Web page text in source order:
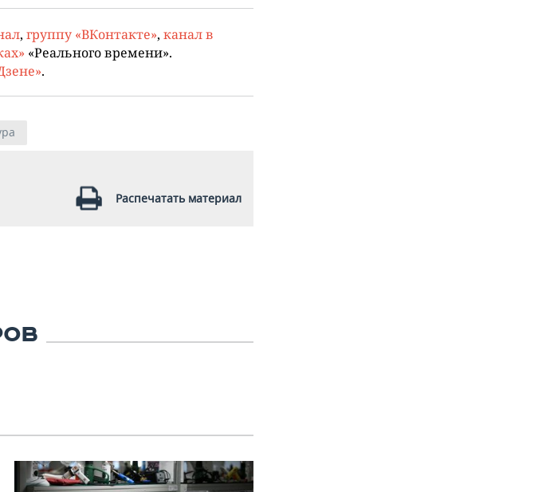
, группу «ВКонтакте», канал в
«Реального времени».
.
Распечатать материал